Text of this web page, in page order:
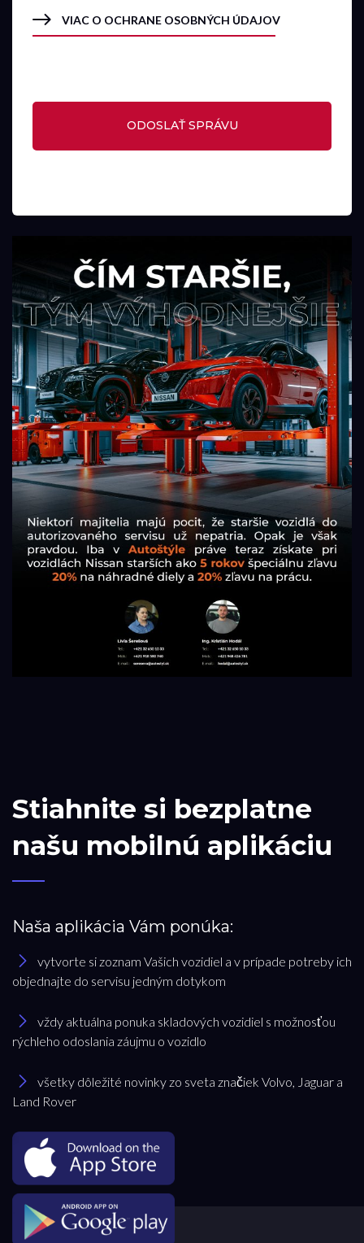
VIAC O OCHRANE OSOBNÝCH ÚDAJOV
Stiahnite si bezplatne
našu mobilnú aplikáciu
Naša aplikácia Vám ponúka:
vytvorte si zoznam Vašich vozidiel a v prípade potreby ich
objednajte do servisu jedným dotykom
vždy aktuálna ponuka skladových vozidiel s možnosťou
rýchleho odoslania záujmu o vozidlo
všetky dôležité novinky zo sveta značiek Volvo, Jaguar a
Land Rover